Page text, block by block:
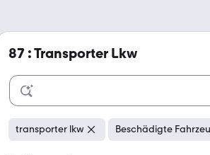
87 : Transporter Lkw
transporter lkw Beschädigte